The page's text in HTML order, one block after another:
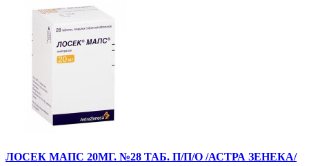
ЛОСЕК МАПС 20МГ. №28 ТАБ. П/П/О /АСТРА ЗЕНЕКА/